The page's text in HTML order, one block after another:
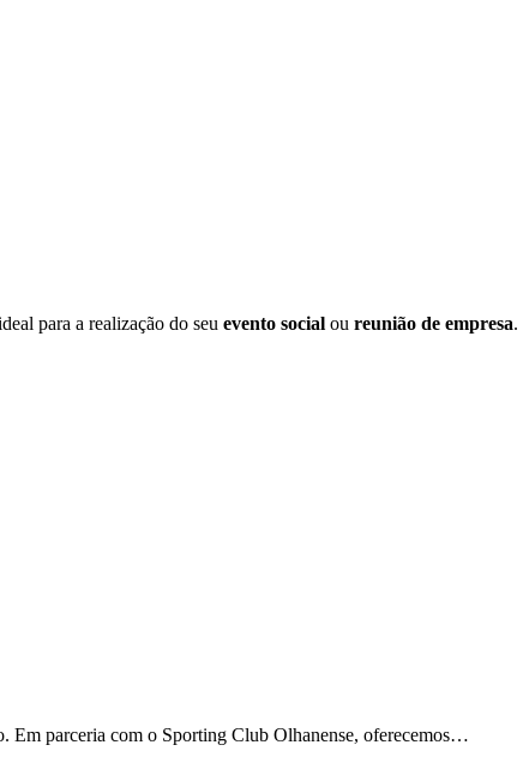
para a realização do seu evento social ou reunião de empresa.
Em parceria com o Sporting Club Olhanense, oferecemos…